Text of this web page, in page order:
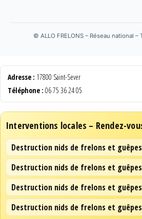
© ALLO FRELONS – Réseau national
Adresse : 17800 Saint-Sever
Téléphone : 06 75 36 24 05
Interventions locales – Rendez-
Destruction nids de frelons et
Destruction nids de frelons et
Destruction nids de frelons et
Destruction nids de frelons et